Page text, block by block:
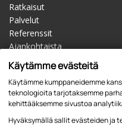
Ratkaisut
Palvelut
Referenssit
Ajankohtaista
Materiaalipankki
Yhteystiedot
Jälleenmyyjät
Käytämme evästeitä
Käytämme kumppaneidemme
teknologioita tarjotaksemme
kehittääksemme sivustoa
Hyväksymällä sallit evästeiden ja